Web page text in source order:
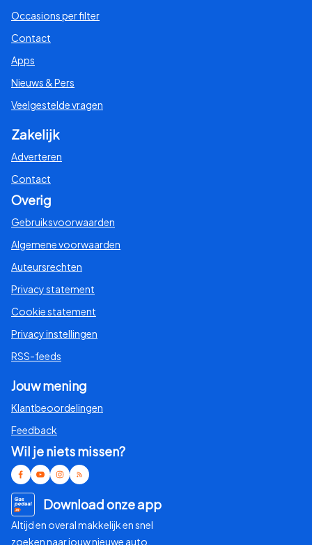
Occasions per filter
Contact
Apps
Nieuws & Pers
Veelgestelde vragen
Zakelijk
Adverteren
Contact
Overig
Gebruiksvoorwaarden
Algemene voorwaarden
Auteursrechten
Privacy statement
Cookie statement
Privacy instellingen
RSS-feeds
Jouw mening
Klantbeoordelingen
Feedback
Wil je niets missen?
Download onze app
Altijd en overal makkelijk en snel
zoeken naar jouw nieuwe auto.